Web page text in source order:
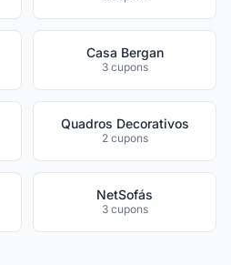
Casa Bergan
3 cupons
Quadros Decorativos
2 cupons
NetSofás
3 cupons